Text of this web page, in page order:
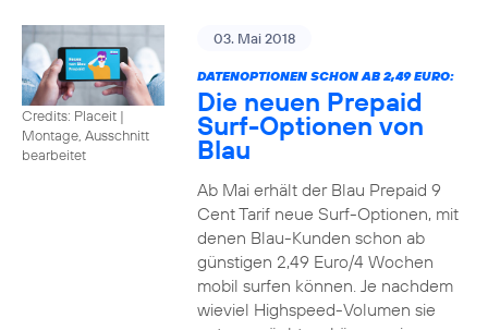
Credits: Placeit |
Montage, Ausschnitt
bearbeitet
03. Mai 2018
DATENOPTIONEN SCHON AB 2,49 EURO:
Die neuen Prepaid
Surf-Optionen von
Blau
Ab Mai erhält der Blau Prepaid 9
Cent Tarif neue Surf-Optionen, mit
denen Blau-Kunden schon ab
günstigen 2,49 Euro/4 Wochen
mobil surfen können. Je nachdem
wieviel Highspeed-Volumen sie